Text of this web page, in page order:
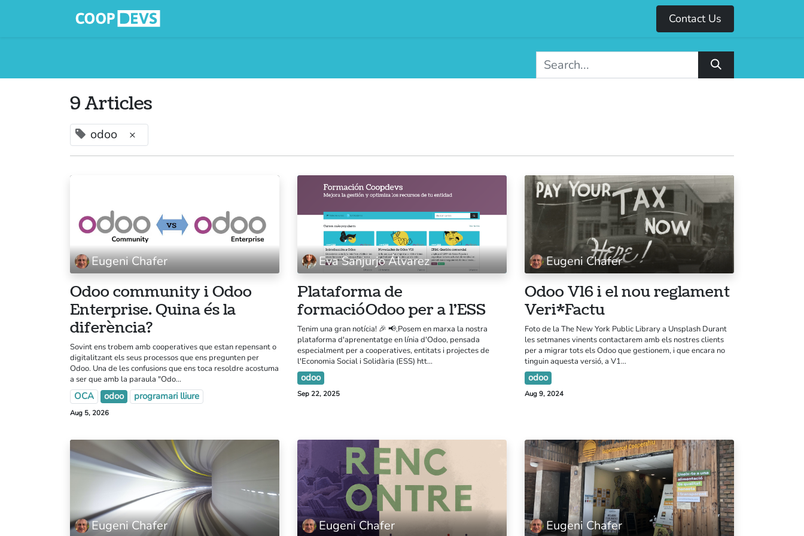
Contact Us
9 Articles
odoo ×
Eugeni Chafer
Odoo community i Odoo
Enterprise. Quina és la
diferència?
Sovint ens trobem amb cooperatives que estan repensant o
digitalitzant els seus processos que ens pregunten per
Odoo. Una de les confusions que ens toca resoldre acostuma
a ser que amb la paraula "Odo...
OCA odoo programari lliure
Aug 5, 2026
Eva Sanjurjo Álvarez
Plataforma de
formació Odoo per a l'ESS
Tenim una gran notícia! 🎉 📢,Posem en marxa la nostra
plataforma d'aprenentatge en línia d'Odoo, pensada
especialment per a cooperatives, entitats i projectes de
l'Economia Social i Solidària (ESS) htt...
odoo
Sep 22, 2025
Eugeni Chafer
Odoo V16 i el nou reglament
Veri*Factu
Foto de la The New York Public Library a Unsplash Durant
les setmanes vinents contactarem amb els nostres clients
per a migrar tots els Odoo que gestionem, i que encara no
tinguin aquesta versió, a V1...
odoo
Aug 9, 2024
Eugeni Chafer Eugeni Chafer Eugeni Chafer
Coopdevs SCCL
Oficina a Coòpolis (Can Batlló)
Barcelona
Qui som
Aquest lloc web té la llicencia
CC BY-NC-SA 4.0
Treballa amb nosaltres
Avis legal
Política de privacitat